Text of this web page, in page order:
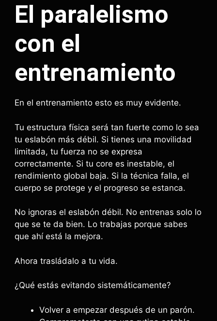
El paralelismo
con el
entrenamiento
En el entrenamiento esto es muy evidente.
Tu estructura física será tan fuerte como lo sea
tu eslabón más débil. Si tienes una movilidad
limitada, tu fuerza no se expresa
correctamente. Si tu core es inestable, el
rendimiento global baja. Si la técnica falla, el
cuerpo se protege y el progreso se estanca.
No ignoras el eslabón débil. No entrenas solo lo
que se te da bien. Lo trabajas porque sabes
que ahí está la mejora.
Ahora trasládalo a tu vida.
¿Qué estás evitando sistemáticamente?
Volver a empezar después de un parón.